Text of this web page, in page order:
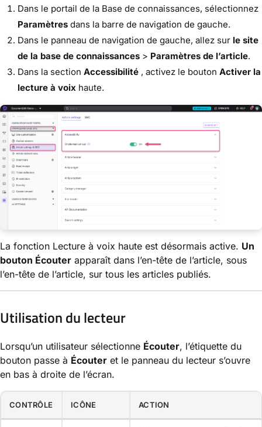
Dans le portail de la Base de connaissances, sélectionnez
Paramètres dans la barre de navigation de gauche.
Dans le panneau de navigation de gauche, allez sur le site
de la base de connaissances > Paramètres de l’article.
Dans la section Accessibilité , activez le bouton Activer la
lecture à voix haute.
La fonction Lecture à voix haute est désormais active. Un
bouton Écouter apparaît dans l’en-tête de l’article, sous
l’en-tête de l’article, sur tous les articles publiés.
Utilisation du lecteur
Lorsqu’un utilisateur sélectionne Écouter, l’étiquette du
bouton passe à Écouter et le panneau du lecteur s’ouvre
en bas à droite de l’écran.
CONTRÔLE ICÔNE ACTION